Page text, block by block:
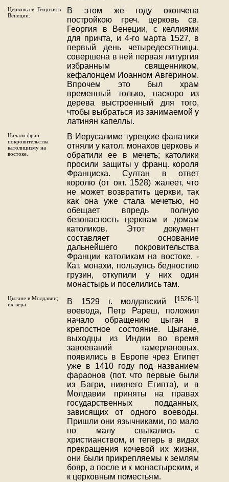
Церковь св. Георгия в
Венеции.
В этом же году окончена
постройкою греч. церковь св.
Георгия в Венеции, с келлиями
для причта, и 4-го марта 1527, в
первый день четыредесятницы,
совершена в ней первая литургия
избранным священником,
кефалонцем Иоанном Авгерином.
Впрочем это был храм
временный только, наскоро из
дерева выстроенный для того,
чтобы выбраться из занимаемой у
латинян капеллы.
Начало фран.
покровительства
католицизму на
востоке.
В Иерусалиме турецкие фанатики
отняли у катол. монахов церковь и
обратили ее в мечеть; католики
просили защиты у франц. короля
Франциска. Султан в ответ
королю (от окт. 1528) жалеет, что
не может возвратить церкви, так
как она уже стала мечетью, но
обещает впредь полную
безопасность церквам и домам
католиков. Этот документ
составляет основание
дальнейшего покровительства
Франции католикам на востоке. -
Кат. монахи, пользуясь бедностию
грузин, откупили у них один
монастырь и поселились там.
Цыгане в Молдавии;
их вера.
В 1529 г. молдавский [1526-1]
воевода, Петр Рареш, положил
начало обращению цыган в
крепостное состояние. Цыгане,
выходцы из Индии во время
завоеваний тамерлановых,
появились в Европе чрез Египет
уже в 1410 году под названием
фараонов (пот. что первые были
из Багри, нижнего Египта), и в
Молдавии приняты на правах
государственных подданных,
зависящих от одного воеводы.
Пришли они язычниками, по мало
по малу свыкались с
христианством, и теперь в видах
прекращения кочевой их жизни,
они были прикрепляемы к землям
бояр, а после и к монастырским, и
к церковным поместьям.